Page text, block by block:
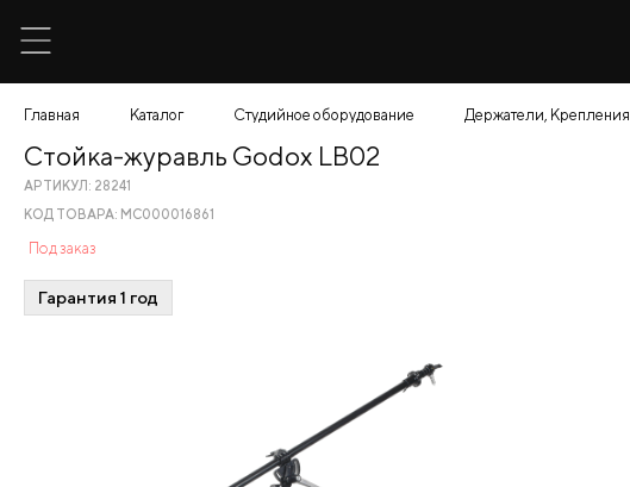
Главная Каталог Студийное оборудование Держатели, Крепления
Стойка-журавль Godox LB02
АРТИКУЛ: 28241
КОД ТОВАРА: МС000016861
Под заказ
Гарантия 1 год